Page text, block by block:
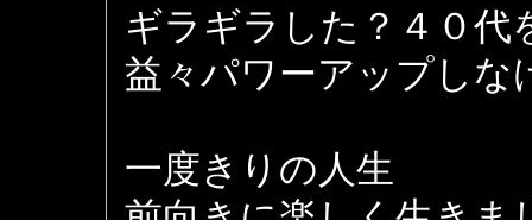
ギラギラした？４０代
益々パワーアップしな
一度きりの人生